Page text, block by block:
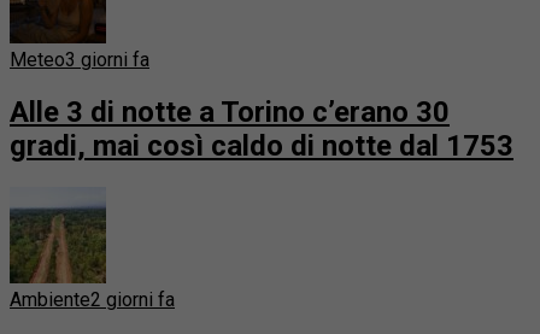
Meteo3 giorni fa
Alle 3 di notte a Torino c’erano 30
gradi, mai così caldo di notte dal 1753
Ambiente2 giorni fa